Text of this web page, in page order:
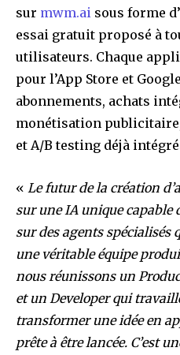
sur mwm.ai sous forme
essai gratuit proposé à
utilisateurs. Chaque
pour l’App Store et
abonnements, achats
monétisation
et A/B testing déjà
« Le futur de la création
sur une IA unique capable
sur des agents spécialisés
une véritable équipe
nous réunissons un
et un Developer qui
transformer une idée en
prête à être lancée. C’est